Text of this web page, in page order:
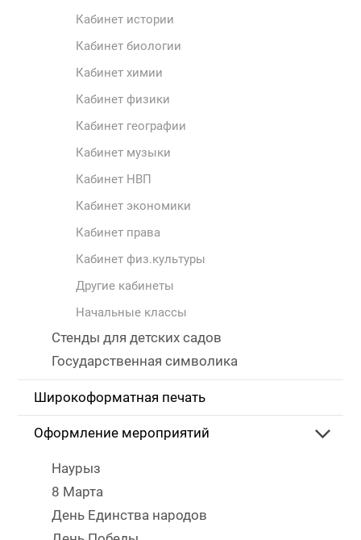
Кабинет истории
Кабинет биологии
Кабинет химии
Кабинет физики
Кабинет географии
Кабинет музыки
Кабинет НВП
Кабинет экономики
Кабинет права
Кабинет физ.культуры
Другие кабинеты
Начальные классы
Стенды для детских садов
Государственная символика
Широкоформатная печать
Оформление мероприятий
Наурыз
8 Марта
День Единства народов